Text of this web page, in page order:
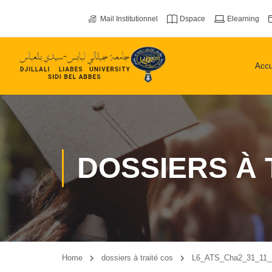
Mail Institutionnel Dspace Elearning
DOSSIERS À
Home dossiers à traité cos